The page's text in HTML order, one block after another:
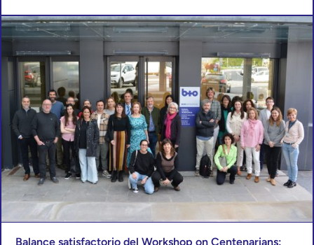
Balance satisfactorio del Workshop on Centenarians: